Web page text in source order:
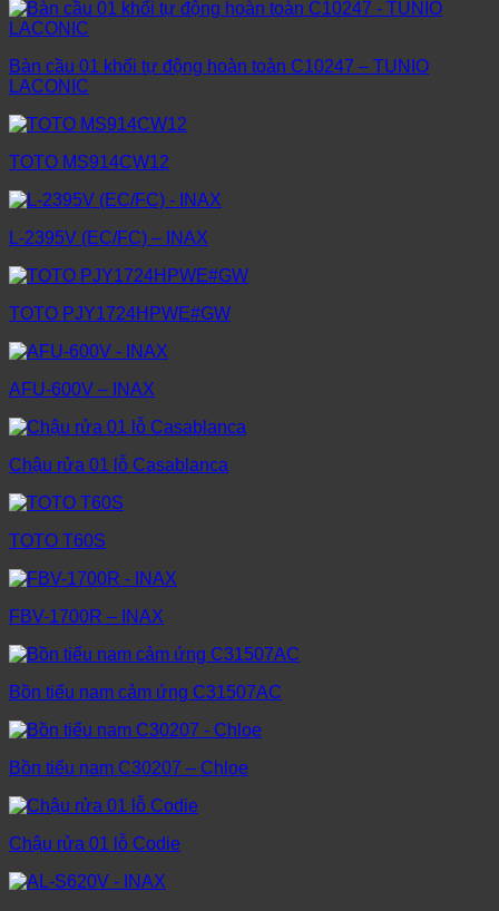
Bàn cầu 01 khối tự động hoàn toàn C10247 – TUNIO
LACONIC
TOTO MS914CW12
L-2395V (EC/FC) – INAX
TOTO PJY1724HPWE#GW
AFU-600V – INAX
Chậu rửa 01 lỗ Casablanca
TOTO T60S
FBV-1700R – INAX
Bồn tiểu nam cảm ứng C31507AC
Bồn tiểu nam C30207 – Chloe
Chậu rửa 01 lỗ Codie